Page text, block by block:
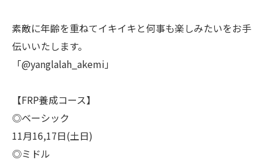
素敵に年齢を重ねてイキイキと何事も楽しみたいをお手
伝いいたします。
「@yanglalah_akemi」
【FRP養成コース】
◎ベーシック
11月16,17日(土日)
◎ミドル